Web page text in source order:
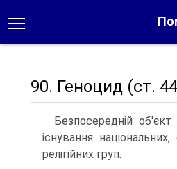
90. Геноцид (ст.
Безпосередній
існування
релігійних груп.